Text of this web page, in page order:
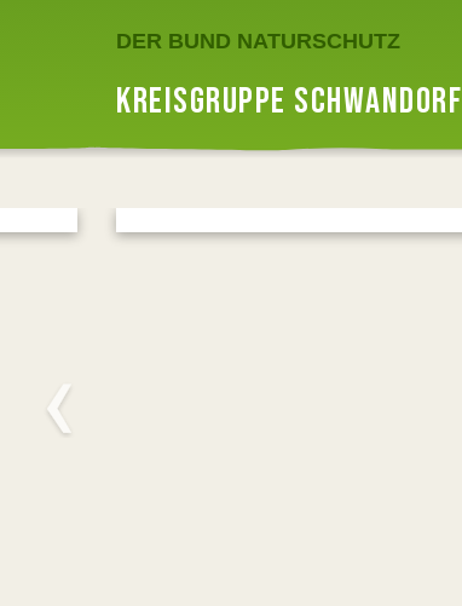
DER BUND NATURSCHUTZ
KREISGRUPPE SCHWANDORF